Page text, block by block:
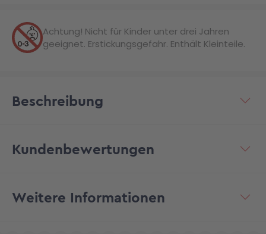
Achtung! Nicht für Kinder unter drei Jahren
geeignet. Erstickungsgefahr. Enthält Kleinteile.
Beschreibung
Kundenbewertungen
Weitere Informationen